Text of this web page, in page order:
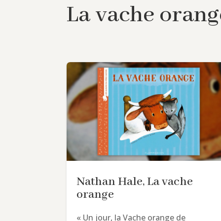
La vache
Nathan Hale, La vache
orange
« Un jour, la Vache orange de